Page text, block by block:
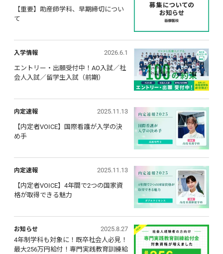
【重要】助産師学科、早期締切につい
て
入学情報 2026.6.1
エントリー・出願受付中！AO入試／社
会人入試／留学生入試（前期）
内定速報 2025.11.13
【内定者VOICE】国際看護が入学の決
め手
内定速報 2025.11.13
【内定者VOICE】4年間で2つの国家資
格が取得できる魅力
お知らせ
2025.8.27
4年制学科も対象に！既卒社会人必見！
最大256万円給付！専門実践教育訓練給